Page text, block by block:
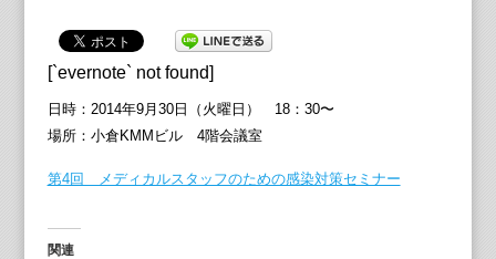
[`evernote` not found]
日時：2014年9月30日（火曜日） 18：30〜
場所：小倉KMMビル 4階会議室
第4回 メディカルスタッフのための感染対策セミナー
関連